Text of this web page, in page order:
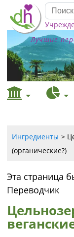
Лучшие
Ингредиенты
(органические?)
Эта страница
Переводчик